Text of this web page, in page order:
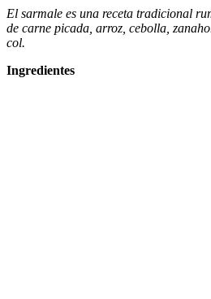
El sarmale es una receta tradicional
de carne picada, arroz, cebolla,
col.
Ingredientes